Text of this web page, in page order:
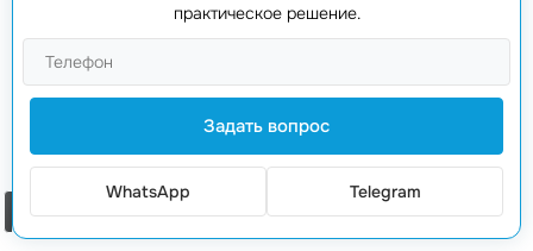
Популярность Pi Coin растет с каждым днём. С
момента запуска проекта в 2019 году, число
пользователей достигло более 35 миллионов. Это
впечатляющий результат, который говорит о
высоком интересе и доверии к проекту.
Простота использования
практическое решение.
Задать вопрос
WhatsApp Telegram
Заказать звонок